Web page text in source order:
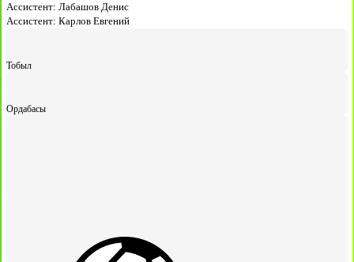
Ассистент: Лабашов Денис
Ассистент: Карлов Евгений
Тобыл
Ордабасы